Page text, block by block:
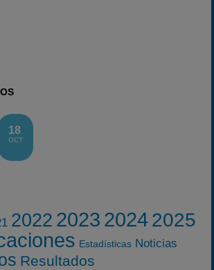
18
OCT
2022 2023 20242025
Estadísticas Noticias
Resultados